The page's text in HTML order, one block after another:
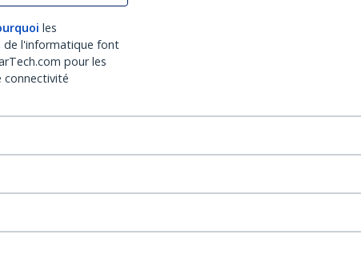
les
de l'informatique font
pour les
connectivité